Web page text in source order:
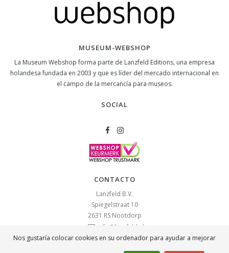
MUSEUM-WEBSHOP
La Museum Webshop forma parte de Lanzfeld Editions, una empresa
holandesa fundada en 2003 y que es líder del mercado internacional en
el campo de la mercancía para museos.
SOCIAL
CONTACTO
Lanzfeld B.V.
Spiegelstraat 10
2631 RS Nootdorp
info@lanzfeld.nl
088 33 66 990
Nos gustaría colocar cookies en su ordenador para ayudar a mejorar